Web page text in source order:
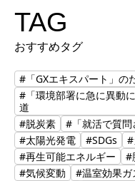
TAG
おすすめタグ
#「GXエキスパート」の
#「環境部署に急に異動
道
#脱炭素
#「就活で質問
#太陽光発電
#SDGs
#
#再生可能エネルギー
#
#気候変動
#温室効果ガ